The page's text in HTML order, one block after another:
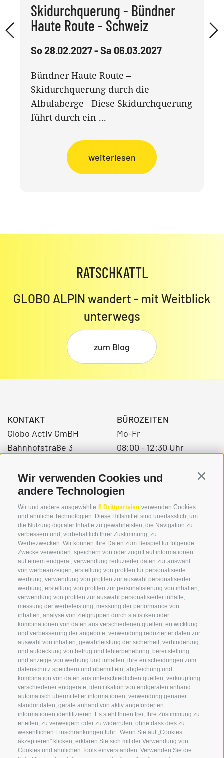
Wir verwenden Cookies und
andere Technologien
Wir und andere ausgewählte 6 Drittparteien verwenden Cookies
und ähnliche Technologien. Diese Hilfsmittel sind unerlässlich, um
die Nutzung digitaler Inhalte zu gewährleisten, die Navigation zu
verbessern und, vorbehaltlich Ihrer Zustimmung, zu
Werbezwecken. Wir können Ihre Daten zum Beispiel für folgende
Zwecke verwenden: speichern von oder zugriff auf informationen
auf einem endgerät, verwendung reduzierter daten zur auswahl
von werbeanzeigen, erstellung von profilen für personalisierte
werbung, verwendung von profilen zur auswahl personalisierter
werbung, erstellung von profilen zur personalisierung von inhalten,
verwendung von profilen zur auswahl personalisierter inhalte,
messung der werbeleistung, messung der performance von
inhalten, analyse von zielgruppen durch statistiken oder
kombinationen von daten aus verschiedenen quellen, entwicklung
und verbesserung der angebote, verwendung reduzierter daten zur
auswahl von inhalten, gewährleistung der sicherheit, verhinderung
und aufdeckung von betrug und fehlerbehebung, bereitstellung
und anzeige von werbung und inhalten, ihre entscheidungen zum
datenschutz speichern und übermitteln, abgleichung und
kombination von daten aus unterschiedlichen quellen, verknüpfung
verschiedener endgeräte, identifikation von endgeräten anhand
automatisch übermittelter informationen, verwendung genauer
standortdaten, geräte anhand von aktiv angeforderten
informationen identifizieren. Es steht Ihnen frei, Ihre Zustimmung zu
erteilen, zu verweigern oder zu widerrufen, ohne dass dies zu
wesentlichen Einschränkungen führt. Wenn Sie auf „Cookies
akzeptieren" klicken, erklären Sie sich mit der Verwendung von
Cookies und ähnlichen Tools einverstanden. Verwenden Sie die
Skidurchquerung - Bündner
Haute Route - Schweiz
So 28.02.2027 - Sa 06.03.2027
Bündner Haute Route –
Skidurchquerung durch die
Albulaberge Diese Skidurchquerung
führt durch ein ...
weiterlesen
RATSCHKATTL
GLOBO ALPIN wandert - mit Weitblick
unterwegs
zum Blog
KONTAKT
Globo Activ GmBH
Bahnhofstraße 3
+39 0474 976139
info@globoalpin.com
BÜROZEITEN
Mo-Fr
08:00 - 12:30 Uhr
SERVICE
Kontakt
Wetter & Lawinen
FAQ & AGB
Schwierigkeitseinteilung
Reisetaschen & Dry Bag
Newsletter
Leihausrüstung
Login
Bezahlung
Partner
Pauschalreiserichtlinie
ON TOUR
Wir
Winterprogramm
Sommerprogramm